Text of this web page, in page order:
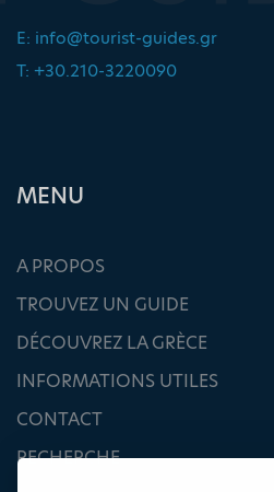
E: info@tourist-guides.gr
T: +30.210-3220090
ΜΕΝU
A PROPOS
TROUVEZ UN GUIDE
DÉCOUVREZ LA GRÈCE
INFORMATIONS UTILES
CONTACT
RECHERCHE